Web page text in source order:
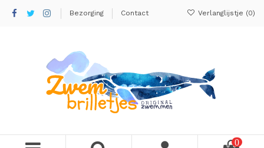
Bezorging Contact Verlanglijstje (0)
0